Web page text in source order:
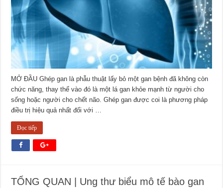
MỞ ĐẦU Ghép gan là phẫu thuật lấy bỏ một gan bệnh đã không còn
chức năng, thay thế vào đó là một lá gan khỏe mạnh từ người cho
sống hoặc người cho chết não. Ghép gan được coi là phương pháp
điều trị hiệu quả nhất đối với …
Đọc tiếp
TỔNG QUAN | Ung thư biểu mô tế bào gan